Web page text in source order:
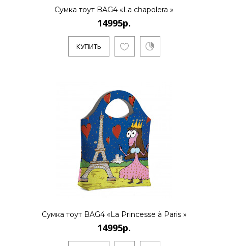
Сумка тоут BAG4 «La chapolera »
14995р.
КУПИТЬ
Сумка тоут BAG4 «La Princesse à Paris »
14995р.